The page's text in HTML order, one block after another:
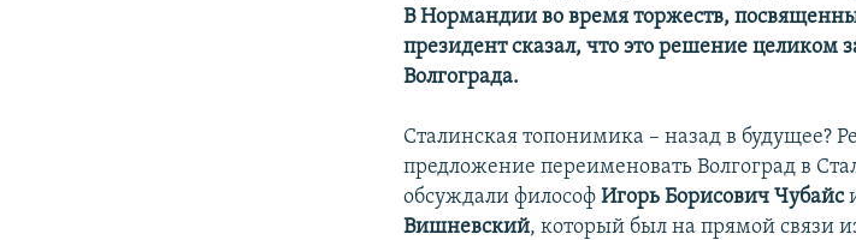
В Нормандии во время торжеств,
президент сказал, что это решение целиком
Волгограда.
Сталинская топонимика – назад в будущее?
предложение переименовать Волгоград в
обсуждали философИгорь Борисович Чубайс
Вишневский, который был на прямой связи